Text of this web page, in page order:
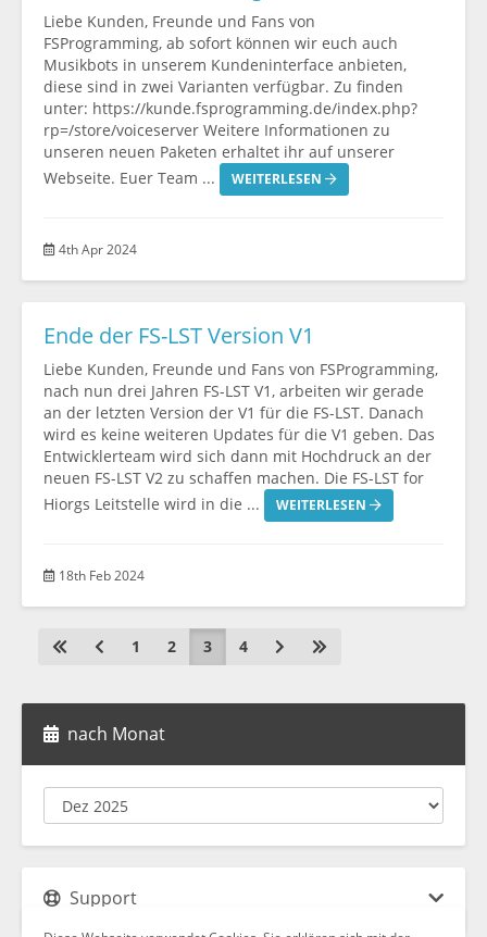
Liebe Kunden, Freunde und Fans von
FSProgramming, ab sofort können wir euch auch
Musikbots in unserem Kundeninterface anbieten,
diese sind in zwei Varianten verfügbar. Zu finden
unter: https://kunde.fsprogramming.de/index.php?
rp=/store/voiceserver Weitere Informationen zu
unseren neuen Paketen erhaltet ihr auf unserer
Webseite. Euer Team ...
WEITERLESEN
4th Apr 2024
Ende der FS-LST Version V1
Liebe Kunden, Freunde und Fans von FSProgramming,
nach nun drei Jahren FS-LST V1, arbeiten wir gerade
an der letzten Version der V1 für die FS-LST. Danach
wird es keine weiteren Updates für die V1 geben. Das
Entwicklerteam wird sich dann mit Hochdruck an der
neuen FS-LST V2 zu schaffen machen. Die FS-LST for
Hiorgs Leitstelle wird in die ...
WEITERLESEN
18th Feb 2024
1 2 3 4
nach Monat
Support